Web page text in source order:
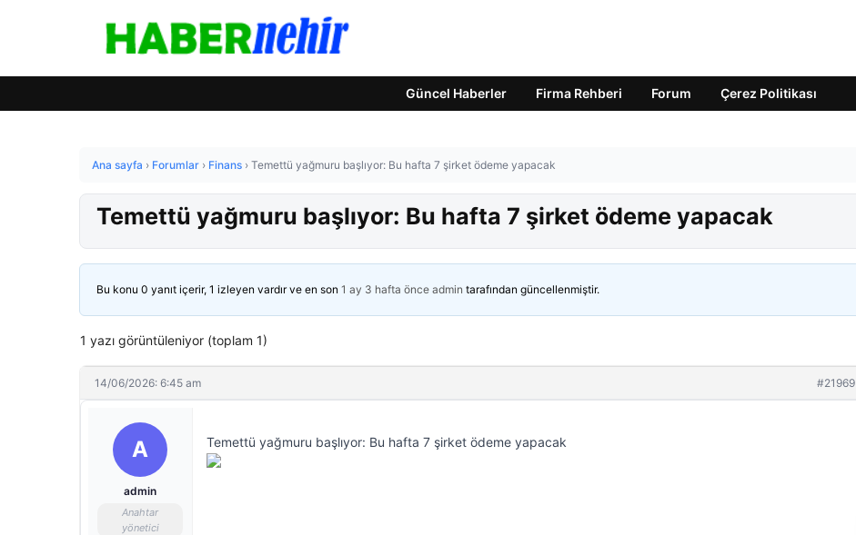
Güncel Haberler Firma Rehberi Forum Çerez Politikası
Ana sayfa › Forumlar › Finans › Temettü yağmuru başlıyor: Bu hafta 7 şirket ödeme yapacak
Temettü yağmuru başlıyor: Bu hafta 7 şirket ödeme yapacak
Bu konu 0 yanıt içerir, 1 izleyen vardır ve en son 1 ay 3 hafta önce admin tarafından güncellenmiştir.
1 yazı görüntüleniyor (toplam 1)
14/06/2026: 6:45 am #21969
A
admin
Anahtar
yönetici
Temettü yağmuru başlıyor: Bu hafta 7 şirket ödeme yapacak